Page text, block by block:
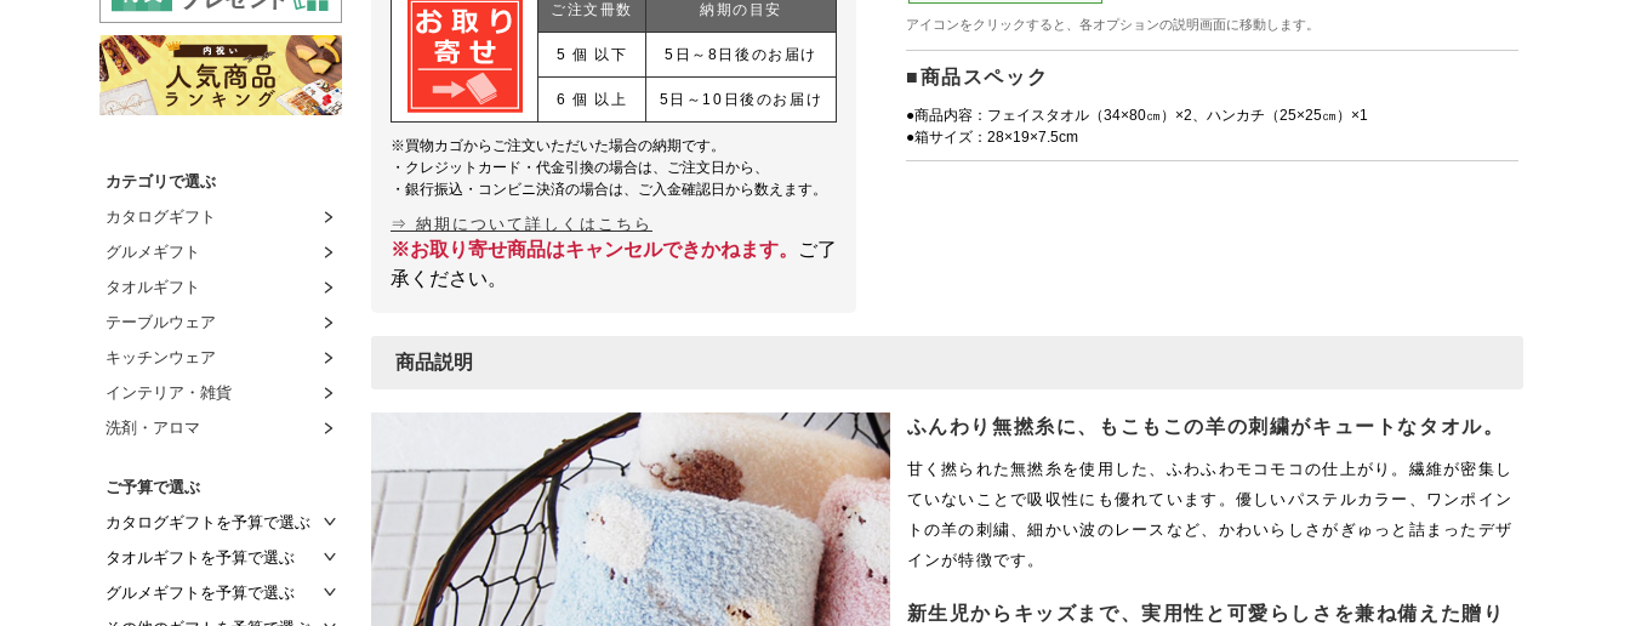
カテゴリで選ぶ
カタログギフト
グルメギフト
タオルギフト
テーブルウェア
キッチンウェア
インテリア・雑貨
洗剤・アロマ
ご予算で選ぶ
カタログギフトを予算で選ぶ
～2,000円
～2,500円
タオルギフトを予算で選ぶ
～1,000円
グルメギフトを予算で選ぶ
ご注文冊数 納期の目安
5 個 以下 5日～8日後のお届け
6 個 以上 5日～10日後のお届け
※買物カゴからご注文いただいた場合の納期です。
・クレジットカード・代金引換の場合は、ご注文日から、
・銀行振込・コンビニ決済の場合は、ご入金確認日から数えます。
⇒ 納期について詳しくはこちら
※お取り寄せ商品はキャンセルできかねます。
ご了
承ください。
アイコンをクリックすると、各オプションの説明画面に移動します。
■商品スペック
●商品内容：フェイスタオル（34×80㎝）×2、ハンカチ（25×25㎝）×1
●箱サイズ：28×19×7.5cm
商品説明
ふんわり無撚糸に、もこもこの羊の刺繍がキュートなタオル。
甘く撚られた無撚糸を使用した、ふわふわモコモコの仕上がり。繊維が密集し
ていないことで吸収性にも優れています。優しいパステルカラー、ワンポイン
トの羊の刺繍、細かい波のレースなど、かわいらしさがぎゅっと詰まったデザ
インが特徴です。
新生児からキッズまで、実用性と可愛らしさを兼ね備えた贈り